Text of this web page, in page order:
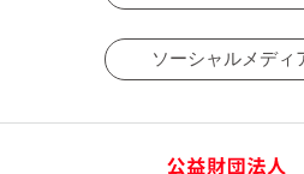
ソーシャルメディ